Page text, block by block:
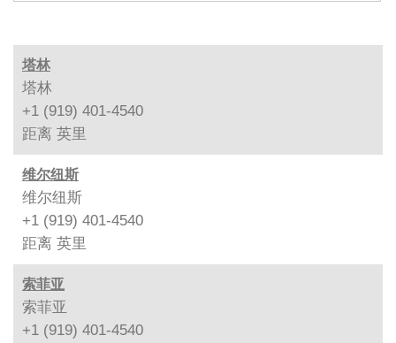
塔林
塔林
+1 (919) 401-4540
距离 英里
维尔纽斯
维尔纽斯
+1 (919) 401-4540
距离 英里
索菲亚
索菲亚
+1 (919) 401-4540